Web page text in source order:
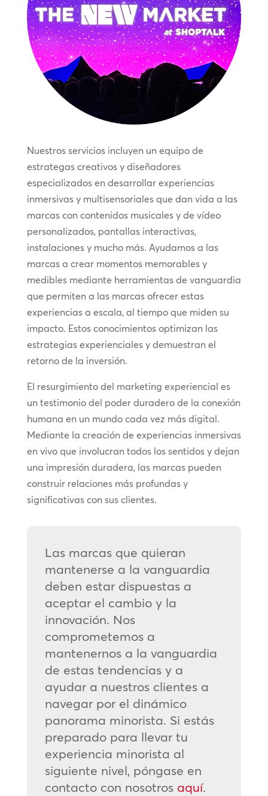
Nuestros servicios incluyen un equipo de
estrategas creativos y diseñadores
especializados en desarrollar experiencias
inmersivas y multisensoriales que dan vida a las
marcas con contenidos musicales y de vídeo
personalizados, pantallas interactivas,
instalaciones y mucho más. Ayudamos a las
marcas a crear momentos memorables y
medibles mediante herramientas de vanguardia
que permiten a las marcas ofrecer estas
experiencias a escala, al tiempo que miden su
impacto. Estos conocimientos optimizan las
estrategias experienciales y demuestran el
retorno de la inversión.
El resurgimiento del marketing experiencial es
un testimonio del poder duradero de la conexión
humana en un mundo cada vez más digital.
Mediante la creación de experiencias inmersivas
en vivo que involucran todos los sentidos y dejan
una impresión duradera, las marcas pueden
construir relaciones más profundas y
significativas con sus clientes.
Las marcas que quieran
mantenerse a la vanguardia
deben estar dispuestas a
aceptar el cambio y la
innovación. Nos
comprometemos a
mantenernos a la vanguardia
de estas tendencias y a
ayudar a nuestros clientes a
navegar por el dinámico
panorama minorista. Si estás
preparado para llevar tu
experiencia minorista al
siguiente nivel, póngase en
contacto con nosotros aquí.